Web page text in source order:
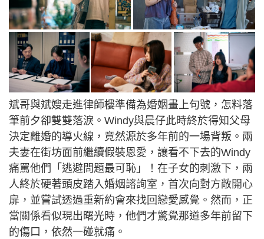
斌哥與斌嫂走進律師樓準備為婚姻畫上句號，怎料落
筆前夕卻雙雙落淚。Windy與晨仔此時終於得知父母
決定離婚的導火線，竟然源於多年前的一場背叛。兩
夫妻在街坊面前繼續假裝恩愛，讓看不下去的Windy
痛罵他們「逃避問題最可恥」！在子女的刺激下，兩
人終於硬著頭皮踏入婚姻諮詢室，首次向對方敞開心
扉，並嘗試透過重新約會來找回戀愛感覺。然而，正
當關係看似現出曙光時，他們才驚覺那道多年前留下
的傷口，依然一碰就痛。